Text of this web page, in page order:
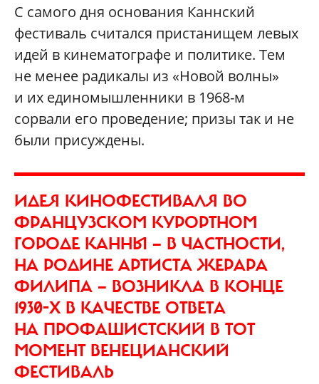
С самого дня основания Каннский
фестиваль считался пристанищем левых
идей в кинематографе и политике. Тем
не менее радикалы из «Новой волны»
и их единомышленники в 1968-м
сорвали его проведение; призы так и не
были присуждены.
ИДЕЯ КИНОФЕСТИВАЛЯ ВО
ФРАНЦУЗСКОМ КУРОРТНОМ
ГОРОДЕ КАННЫ — В ЧАСТНОСТИ,
НА РОДИНЕ АРТИСТА ЖЕРАРА
ФИЛИПА — ВОЗНИКЛА В КОНЦЕ
1930-Х В КАЧЕСТВЕ ОТВЕТА
НА ПРОФАШИСТСКИЙ В ТОТ
МОМЕНТ ВЕНЕЦИАНСКИЙ
ФЕСТИВАЛЬ